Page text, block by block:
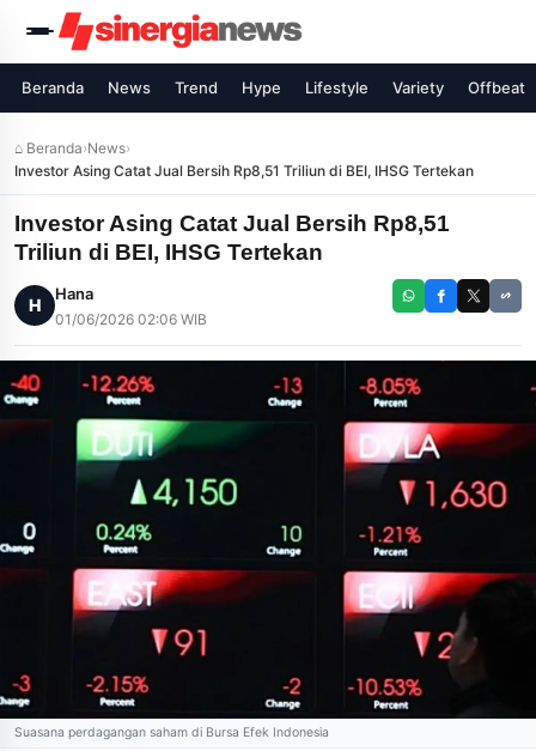
Beranda News Trend Hype Lifestyle Variety Offbeat
⌂ Beranda›News›
Investor Asing Catat Jual Bersih Rp8,51 Triliun di BEI, IHSG Tertekan
Investor Asing Catat Jual Bersih Rp8,51
Triliun di BEI, IHSG Tertekan
H
Hana
01/06/2026 02:06 WIB
Suasana perdagangan saham di Bursa Efek Indonesia